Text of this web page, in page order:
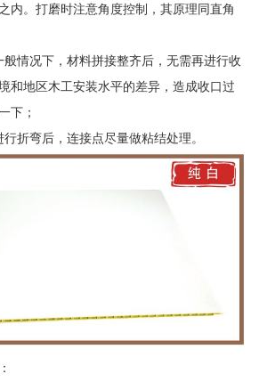
内。打磨时注意角度控制，其原理同直角
情况下，材料拼接整齐后，无需再进行收
和地区木工安装水平的差异，造成收口过
下；
折弯后，连接点尽量做粘结处理。